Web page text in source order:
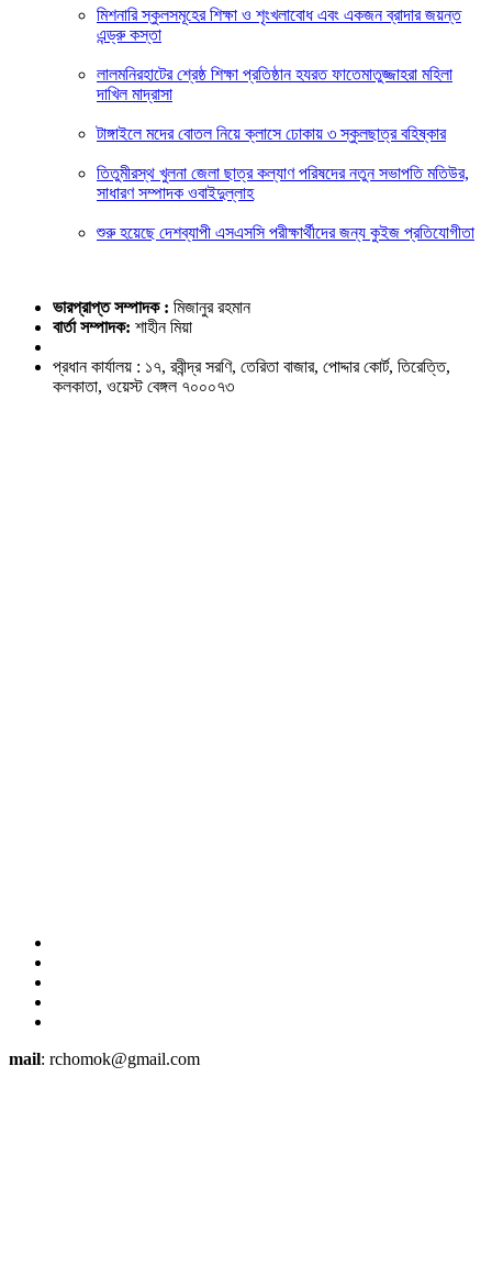
মিশনারি স্কুলসমূহের শিক্ষা ও শৃংখলাবোধ এবং একজন ব্রাদার জয়ন্ত
এন্ড্রু কস্তা
লালমনিরহাটের শ্রেষ্ঠ শিক্ষা প্রতিষ্ঠান হযরত ফাতেমাতুজ্জাহরা মহিলা
দাখিল মাদ্রাসা
টাঙ্গাইলে মদের বোতল নিয়ে ক্লাসে ঢোকায় ৩ স্কুলছাত্র বহিষ্কার
তিতুমীরস্থ খুলনা জেলা ছাত্র কল্যাণ পরিষদের নতুন সভাপতি মতিউর,
সাধারণ সম্পাদক ওবাইদুল্লাহ
শুরু হয়েছে দেশব্যাপী এসএসসি পরীক্ষার্থীদের জন্য কুইজ প্রতিযোগীতা
ভারপ্রাপ্ত সম্পাদক : মিজানুর রহমান
বার্তা সম্পাদক: শাহীন মিয়া
প্রধান কার্যালয় : ১৭, রবীন্দ্র সরণি, তেরিতা বাজার, পোদ্দার কোর্ট, তিরেত্তি,
কলকাতা, ওয়েস্ট বেঙ্গল ৭০০০৭৩
mail: rchomok@gmail.com